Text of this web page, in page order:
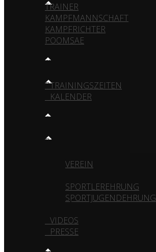
TRAINER
KAMPFMANNSCHAFT
KAMPFRICHTER
POOMSAE
TRAINING
TRAININGSZEITEN
KALENDER
MEDIA
GALERIE
VEREIN
SPORTLEREHRUNG
SPORTJUGENDEHRUNG
VIDEOS
PRESSE